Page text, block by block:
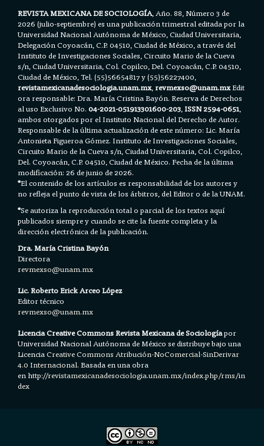
REVISTA MEXICANA DE SOCIOLOGÍA, Año. 88, Número 3 de
2026 (julio-septiembre) es una publicación trimestral editada por la
Universidad Nacional Autónoma de México, Ciudad Universitaria,
Delegación Coyoacán, C.P. 04510, Ciudad de México, a través del
Instituto de Investigaciones Sociales, Circuito Mario de la Cueva
s/n, Ciudad Universitaria, Col. Copilco, Del. Coyoacán, C.P. 04510,
Ciudad de México, Tel. (55)56654817 y (55)56227400,
revistamexicanadesociologia.unam.mx,revmexso@unam.mxEdit
ora responsable: Dra. María Cristina Bayón. Reserva de Derechos
al uso Exclusivo No.04-2021-051913301600-203,ISSN 2594-0651,
ambos otorgados por el Instituto Nacional del Derecho de Autor.
Responsable de la última actualización de este número: Lic. María
Antonieta Figueroa Gómez. Instituto de Investigaciones Sociales,
Circuito Mario de la Cueva s/n, Ciudad Universitaria, Col. Copilco,
Del. Coyoacán, C.P. 04510, Ciudad de México. Fecha de la última
modificación: 26 de junio de 2026.
*El contenido de los artículos es responsabilidad de los autores y
no refleja el punto de vista de los árbitros, del Editor o de la UNAM.
*Se autoriza la reproducción total o parcial de los textos aquí
publicados siempre y cuando se cite la fuente completa y la
dirección electrónica de la publicación.
Dra. María Cristina Bayón
Directora
revmexso@unam.mx
Lic. Roberto Erick Arceo López
Editor técnico
revmexso@unam.mx
Licencia Creative Commons Revista Mexicana de Sociologíapor
Universidad Nacional Autónoma de México se distribuye bajo una
LicenciaCreative Commons Atribución-NoComercial-SinDerivar
4.0 Internacional.Basada en una obra
en http://revistamexicanadesociologia.unam.mx/index.php/rms/in
dex